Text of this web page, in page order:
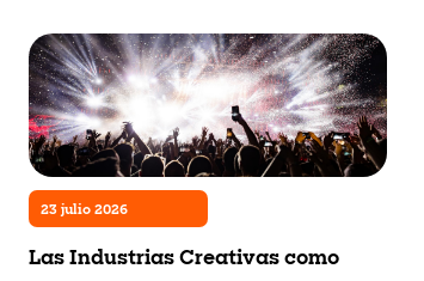
23 julio 2026
Las Industrias Creativas como